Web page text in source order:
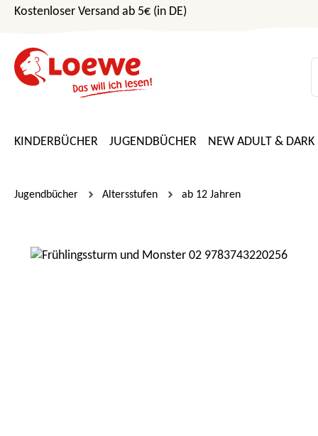
Hauptinhalt springen
Zur Suche springen
Zur Hauptnavigation springen
Kostenloser Versand ab 5€ (in DE)
KINDERBÜCHER JUGENDBÜCHER NEW ADULT & DARK
Jugendbücher Altersstufen ab 12 Jahren
Bildergalerie überspringen